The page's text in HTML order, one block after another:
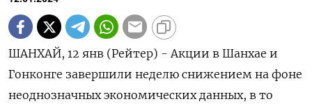
ШАНХАЙ, 12 янв (Рейтер) - Акции в Шанхае и
Гонконге завершили неделю снижением на фоне
неоднозначных экономических данных, в то